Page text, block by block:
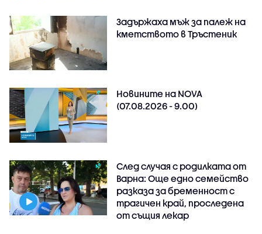
Задържаха мъж за палеж на
кметството в Тръстеник
Новините на NOVA
(07.08.2026 - 9.00)
След случая с родилката от
Варна: Още едно семейство
разказа за бременност с
трагичен край, проследена
от същия лекар